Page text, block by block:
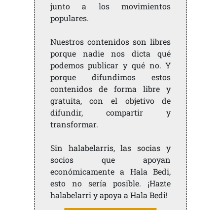
junto a los movimientos
populares.
Nuestros contenidos son libres
porque nadie nos dicta qué
podemos publicar y qué no. Y
porque difundimos estos
contenidos de forma libre y
gratuita, con el objetivo de
difundir, compartir y
transformar.
Sin halabelarris, las socias y
socios que apoyan
económicamente a Hala Bedi,
esto no sería posible. ¡Hazte
halabelarri y apoya a Hala Bedi!